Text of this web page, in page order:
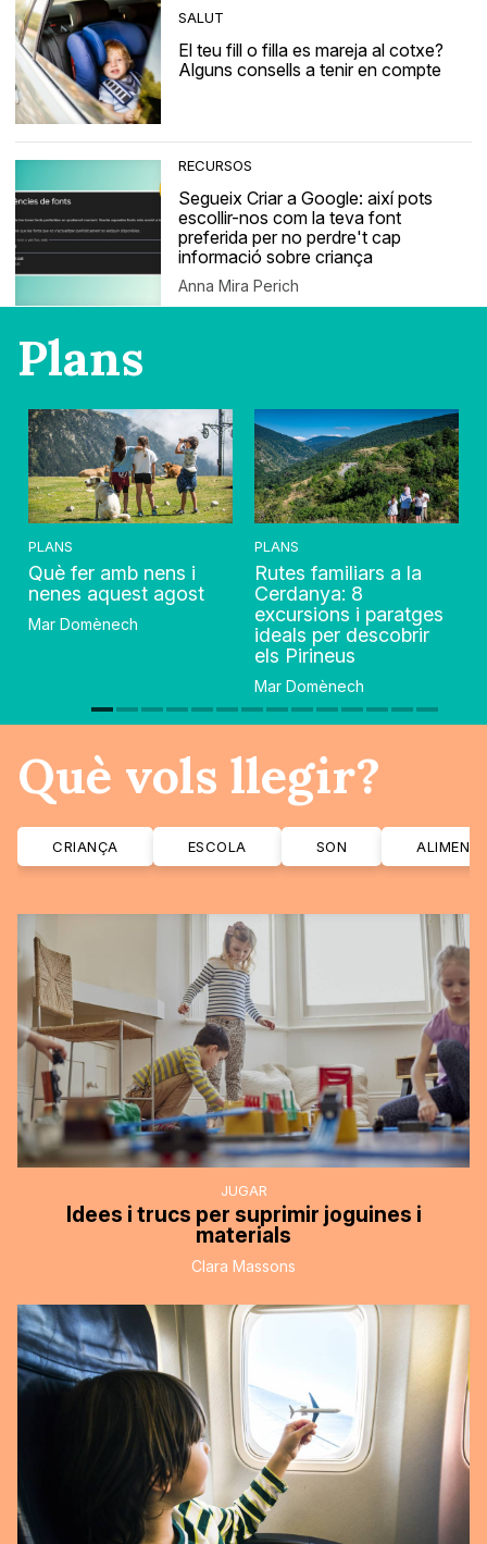
SALUT
El teu fill o filla es mareja al cotxe?
Alguns consells a tenir en compte
RECURSOS
Segueix Criar a Google: així pots
escollir-nos com la teva font
preferida per no perdre't cap
informació sobre criança
Anna Mira Perich
Plans
PLANS
Què fer amb nens i
nenes aquest agost
Mar Domènech
PLANS
Rutes familiars a la
Cerdanya: 8
excursions i paratges
ideals per descobrir
els Pirineus
Mar Domènech
Què vols llegir?
CRIANÇA ESCOLA SON
JUGAR
Idees i trucs per suprimir joguines i
materials
Clara Massons